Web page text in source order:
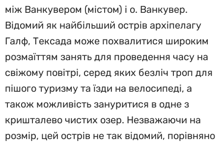
між Ванкувером (містом) і о. Ванкувер.
Відомий як найбільший острів архіпелагу
Галф, Тексада може похвалитися широким
розмаїттям занять для проведення часу на
свіжому повітрі, серед яких безліч троп для
пішого туризму та їзди на велосипеді, а
також можливість зануритися в одне з
кришталево чистих озер. Незважаючи на
розмір, цей острів не так відомий, порівняно